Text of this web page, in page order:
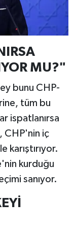
MU?"
bunu CHP-
tüm bu
ispatlanırsa
CHP'nin iç
karıştırıyor.
kurduğu
sanıyor.